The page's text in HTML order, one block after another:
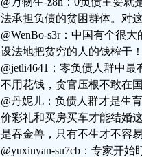
法承担负债的贫困群体。对
@WenBo-s3r：中国有个很
设法地把贫穷的人的钱榨干
@jetli4641：零负债人群中
不用花钱，贪官压根不敢在
@丹妮儿：负债人群才是生
价彩礼和买房买车才能结婚
是吞金兽，只有不生才不容
@yuxinyan-su7cb：专家开